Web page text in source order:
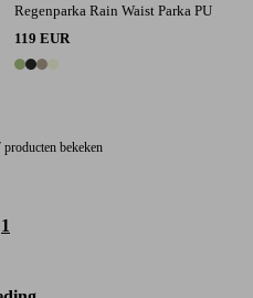
Regenparka Rain Waist Parka PU
119 EUR
4 kleuren
bekeken
1